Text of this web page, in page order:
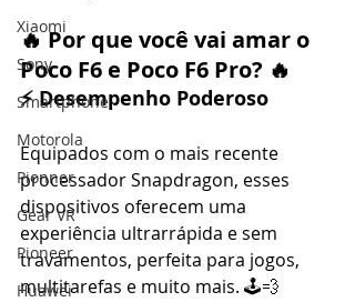
Xiaomi
Sony
Smartphone
Motorola
Pionner
Gear VR
Pioneer
Huawei
🔥 Por que você vai amar o
Poco F6 e Poco F6 Pro? 🔥
⚡ Desempenho Poderoso
Equipados com o mais recente
processador Snapdragon, esses
dispositivos oferecem uma
experiência ultrarrápida e sem
travamentos, perfeita para jogos,
multitarefas e muito mais. 🕹️💨